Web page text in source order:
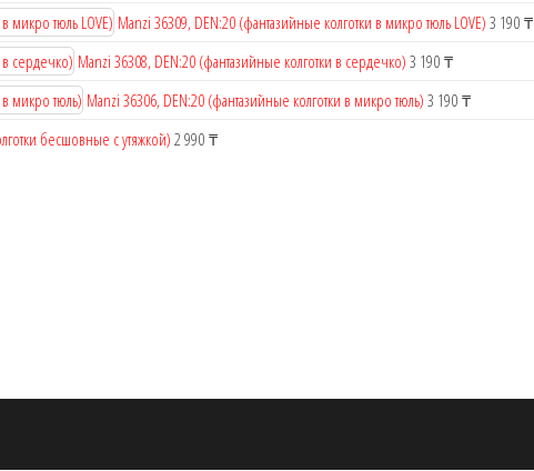
Manzi 36309, DEN:20 (фантазийные колготки в микро тюль LOVE) 3 190 ₸
Manzi 36308, DEN:20 (фантазийные колготки в сердечко) 3 190 ₸
Manzi 36306, DEN:20 (фантазийные колготки в микро тюль) 3 190 ₸
бесшовные с утяжкой) 2 990 ₸